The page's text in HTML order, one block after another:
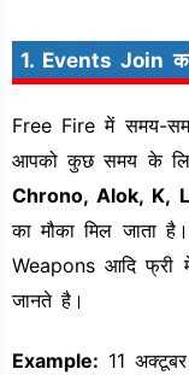
1. Events Join
Free Fire में समय-
आपको कुछ समय के
Chrono, Alok, K,
का मौका मिल जाता
Weapons आदि फ्री
जानते है।
Example: 11